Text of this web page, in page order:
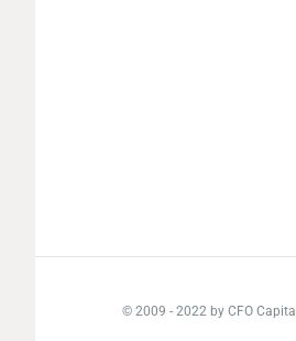
© 2009 - 2022by CFO Capital